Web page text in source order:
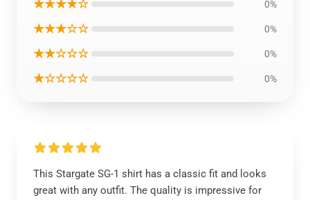
★★★★☆ 0%
★★★☆☆ 0%
★★☆☆☆ 0%
★☆☆☆☆ 0%
This Stargate SG-1 shirt has a classic fit and looks
great with any outfit. The quality is impressive for